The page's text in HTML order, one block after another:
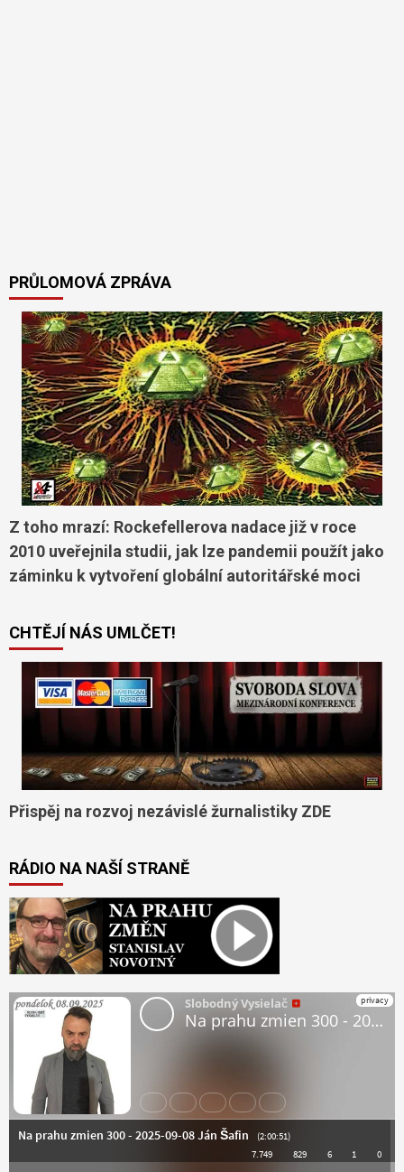
PRŮLOMOVÁ ZPRÁVA
Z toho mrazí: Rockefellerova nadace již v roce
2010 uveřejnila studii, jak lze pandemii použít jako
záminku k vytvoření globální autoritářské moci
CHTĚJÍ NÁS UMLČET!
Přispěj na rozvoj nezávislé žurnalistiky ZDE
RÁDIO NA NAŠÍ STRANĚ